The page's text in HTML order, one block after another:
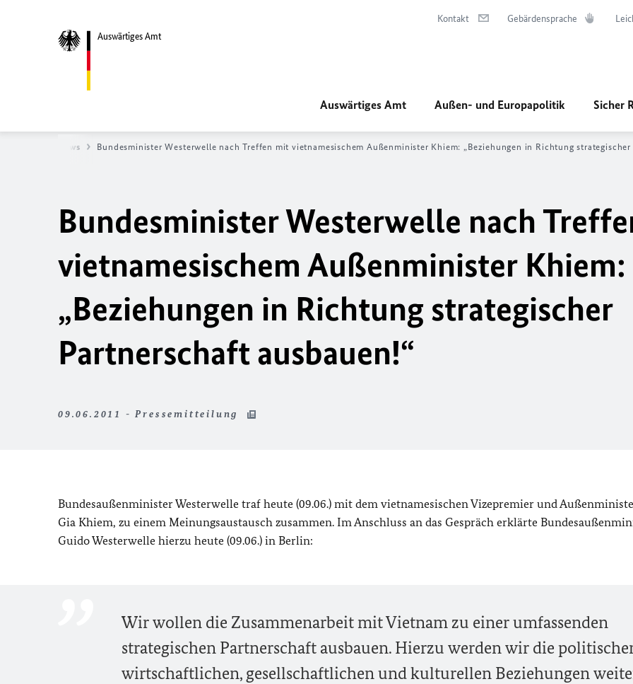
Auswärtiges Amt
Kontakt Gebärdensprache
Auswärtiges Amt Außen- und Europapolitik Sicher
News Bundesminister Westerwelle nach Treffen mit vietnamesischem Außenminister Khiem: „Beziehungen in Richtung strategischer
Bundesminister Westerwelle nach
vietnamesischem Außenminister Khiem:
„Beziehungen in Richtung strategischer
Partnerschaft ausbauen!“
09.06.2011 - Pressemitteilung
Bundesaußenminister Westerwelle traf heute (09.06.) mit dem vietnamesischen Vizepremier und
Gia Khiem, zu einem Meinungsaustausch zusammen. Im Anschluss an das Gespräch erklärte
Guido Westerwelle hierzu heute (09.06.) in Berlin:
Wir wollen die Zusammenarbeit mit Vietnam zu einer umfassenden
strategischen Partnerschaft ausbauen. Hierzu werden wir die
wirtschaftlichen, gesellschaftlichen und kulturellen Beziehungen